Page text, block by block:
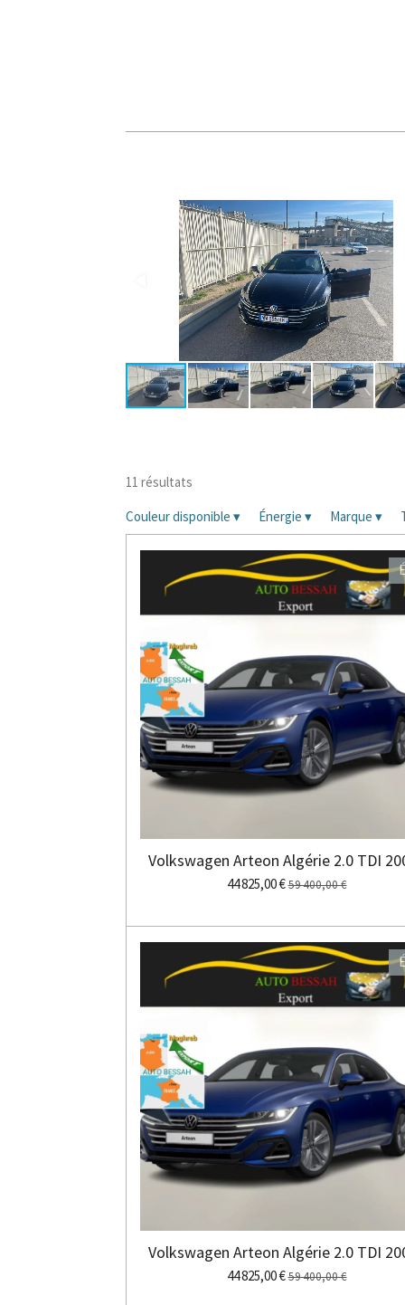
11 résultats
Couleur disponible ▾ Énergie ▾ Marque ▾
Volkswagen Arteon Algérie 2.0 TDI
44 825,00 €59 400,00 €
Volkswagen Arteon Algérie 2.0 TDI
44 825,00 €59 400,00 €